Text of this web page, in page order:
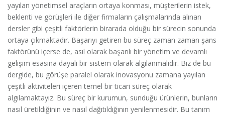
yayılan yönetimsel araçların ortaya konması, müşterilerin istek,
beklenti ve görüşleri ile diğer firmaların çalışmalarında alınan
dersler gibi çeşitli faktörlerin birarada olduğu bir sürecin sonunda
ortaya çıkmaktadır. Başarıyı getiren bu süreç zaman zaman şans
faktörünü içerse de, asıl olarak başarılı bir yönetim ve devamlı
gelişim esasına dayalı bir sistem olarak algılanmalıdır. Biz de bu
dergide, bu görüşe paralel olarak inovasyonu zamana yayılan
çeşitli aktiviteleri içeren temel bir ticari süreç olarak
algılamaktayız. Bu süreç bir kurumun, sunduğu ürünlerin, bunların
nasıl üretildiğinin ve nasıl dağıtıldığının yenilenmesidir. Bu tanım